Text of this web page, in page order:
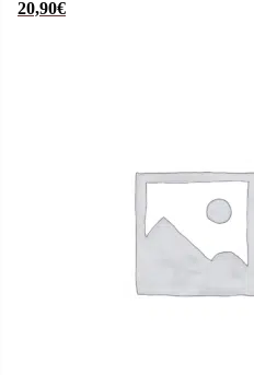
pyjama – T-shirt
20,90€